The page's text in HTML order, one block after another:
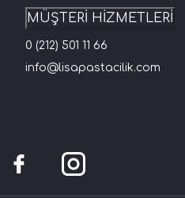
MÜŞTERİ HİZMETLERİ
0 (212) 501 11 66
info@lisapastacilik.com